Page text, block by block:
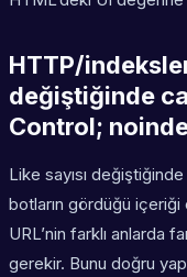
HTTP/
değiştiğinde
Control;
Like sayısı
botların gördüğü içeriği
URL’nin farklı anlarda
gerekir. Bunu doğru